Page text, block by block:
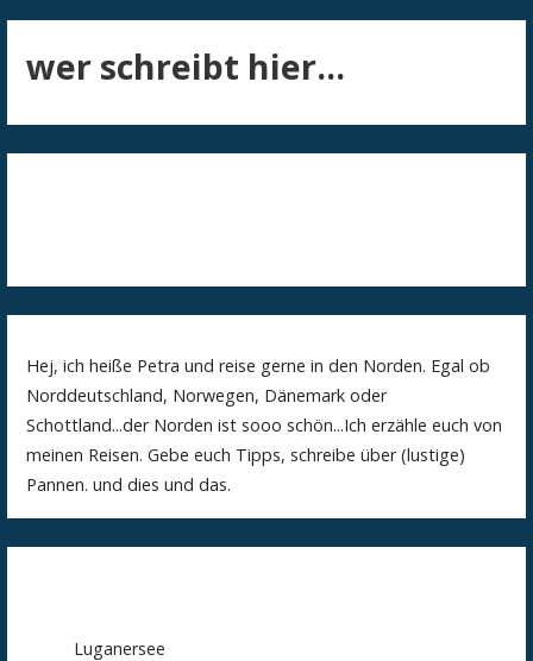
wer schreibt hier...
Hej, ich heiße Petra und reise gerne in den Norden. Egal ob
Norddeutschland, Norwegen, Dänemark oder
Schottland...der Norden ist sooo schön...Ich erzähle euch von
meinen Reisen. Gebe euch Tipps, schreibe über (lustige)
Pannen. und dies und das.
Luganersee